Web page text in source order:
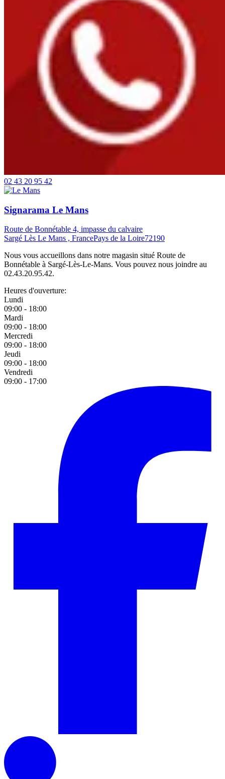
02 43 20 95 42
Signarama Le Mans
Route de Bonnétable 4, impasse du calvaire
Sargé Lès Le Mans , FrancePays de la Loire72190
Nous vous accueillons dans notre magasin situé Route de
Bonnétable à Sargé-Lès-Le-Mans. Vous pouvez nous joindre au
02.43.20.95.42.
Heures d'ouverture:
Lundi
09:00 - 18:00
Mardi
09:00 - 18:00
Mercredi
09:00 - 18:00
Jeudi
09:00 - 18:00
Vendredi
09:00 - 17:00